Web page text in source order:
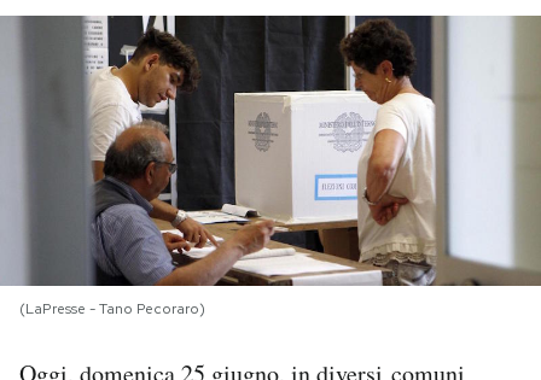
Economia
Sport
Altrecose
Mondiali calcio 2026
PODCAST
NEWSLETTER
I MIEI PREFERITI
(LaPresse - Tano Pecoraro)
Oggi, domenica 25 giugno, in diversi comuni